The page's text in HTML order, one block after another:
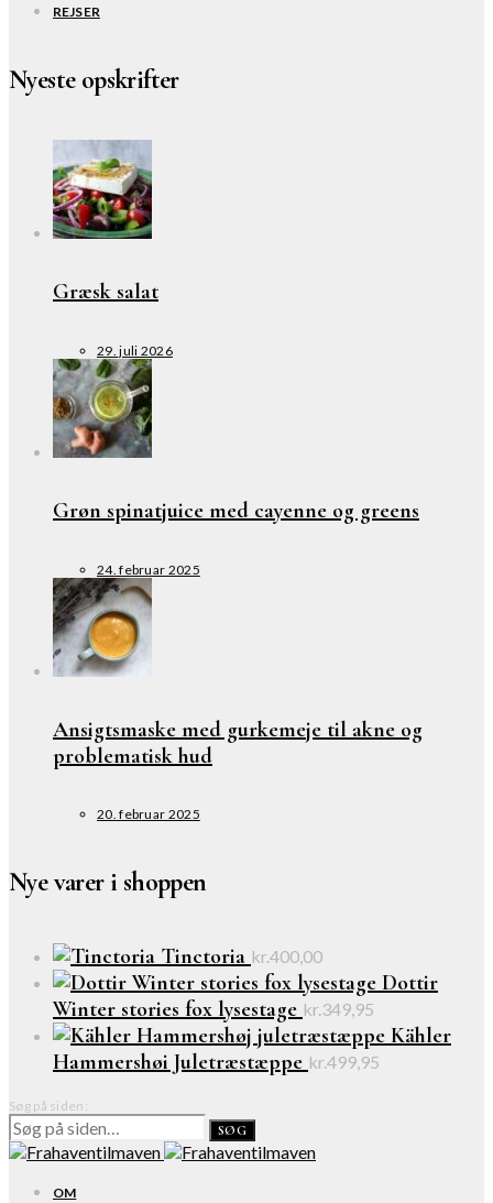
REJSER
Nyeste opskrifter
Græsk salat
29. juli 2026
Grøn spinatjuice med cayenne og greens
24. februar 2025
Ansigtsmaske med gurkemeje til akne og
problematisk hud
20. februar 2025
Nye varer i shoppen
Tinctoria kr.400,00
Dottir
Winter stories fox lysestage kr. 349,95
Kähler
Hammershøi Juletræstæppe kr.499,95
Søg på siden:
SØG
OM